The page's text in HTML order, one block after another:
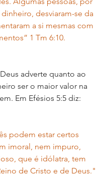
desviaram-se da
a si mesmas com
1 Tm 6:10.
adverte quanto ao
ser o maior valor na
Em Efésios 5:5 diz:
podem estar certos
imoral, nem impuro,
que é idólatra, tem
de Cristo e de Deus."